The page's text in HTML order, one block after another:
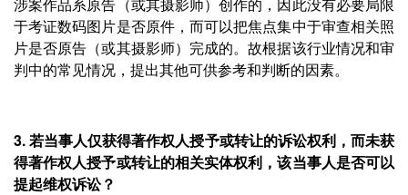
于考证数码图片是否原件，而可以把焦点集中于审查相关照
片是否原告（或其摄影师）完成的。故根据该行业情况和审
判中的常见情况，提出其他可供参考和判断的因素。
3. 若当事人仅获得著作权人授予或转让的诉讼权利，而未获
得著作权人授予或转让的相关实体权利，该当事人是否可以
提起维权诉讼？